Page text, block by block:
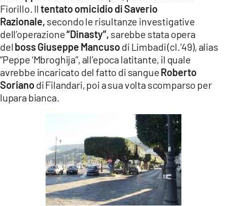
Fiorillo. Il tentato omicidio di Saverio
Razionale, secondo le risultanze investigative
dell’operazione“Dinasty”, sarebbe stata opera
del boss Giuseppe Mancusodi Limbadi (cl.’49), alias
“Peppe ‘Mbroghija”, all’epoca latitante, il quale
avrebbe incaricato del fatto di sangueRoberto
Sorianodi Filandari, poi a sua volta scomparso per
lupara bianca.